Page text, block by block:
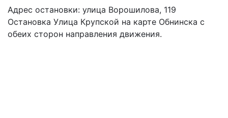
Адрес остановки: улица Ворошилова, 119
Остановка Улица Крупской на карте Обнинска с
обеих сторон направления движения.